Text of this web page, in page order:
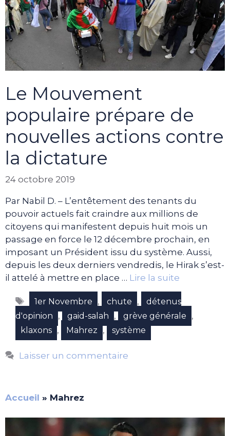
Le Mouvement
populaire prépare de
nouvelles actions contre
la dictature
24 octobre 2019
Par Nabil D. – L’entêtement des tenants du
pouvoir actuels fait craindre aux millions de
citoyens qui manifestent depuis huit mois un
passage en force le 12 décembre prochain, en
imposant un Président issu du système. Aussi,
depuis les deux derniers vendredis, le Hirak s’est-
il attelé à mettre en place … Lire la suite
Étiquettes
1er Novembre , chute ,
détenus
d'opinion
, gaid-salah , grève générale ,
klaxons , Mahrez , système
Laisser un commentaire
Accueil » Mahrez